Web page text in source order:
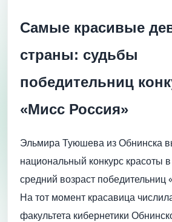
Самые красивые
страны: судьбы
победительниц
«Мисс Россия»
Эльмира Туюшева из Обнинска
национальный конкурс красоты
средний возраст победительниц
На тот момент красавица
факультета кибернетики